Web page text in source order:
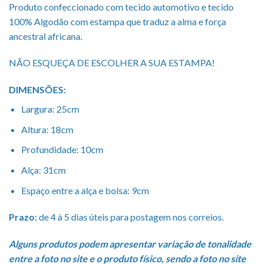
Produto confeccionado com tecido automotivo e tecido
100% Algodão com estampa que traduz a alma e força
ancestral africana.
NÃO ESQUEÇA DE ESCOLHER A SUA ESTAMPA!
DIMENSÕES:
Largura: 25cm
Altura: 18cm
Profundidade: 10cm
Alça: 31cm
Espaço entre a alça e bolsa: 9cm
Prazo:de 4 à 5 dias úteis para postagem nos correios.
Alguns produtos podem apresentar variação de tonalidade
entre a foto no site e o produto físico, sendo a foto no site